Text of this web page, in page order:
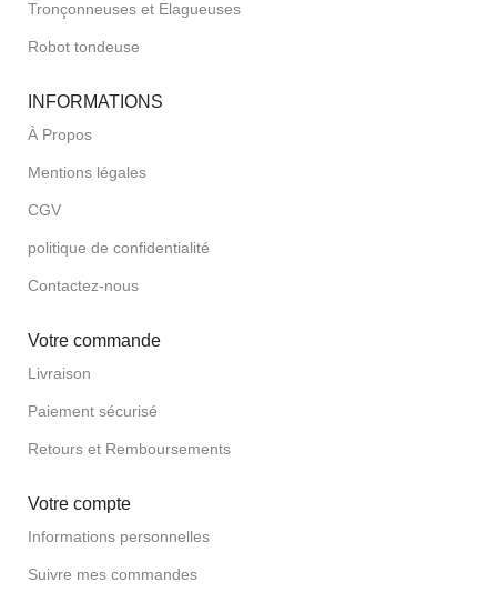
Tronçonneuses et Elagueuses
Robot tondeuse
INFORMATIONS
À Propos
Mentions légales
CGV
politique de confidentialité
Contactez-nous
Votre commande
Livraison
Paiement sécurisé
Retours et Remboursements
Votre compte
Informations personnelles
Suivre mes commandes